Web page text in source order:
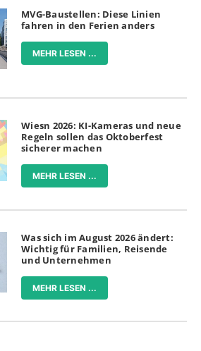
MVG-Baustellen: Diese Linien
fahren in den Ferien anders
MEHR LESEN ...
Wiesn 2026: KI-Kameras und neue
Regeln sollen das Oktoberfest
sicherer machen
MEHR LESEN ...
Was sich im August 2026 ändert:
Wichtig für Familien, Reisende
und Unternehmen
MEHR LESEN ...